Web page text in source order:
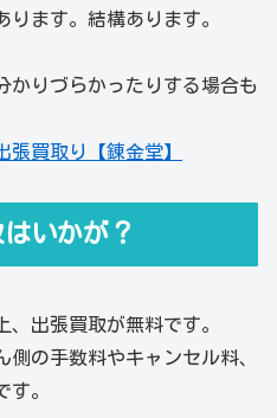
ます。結構あります。
かりづらかったりする場合も
張買取り【錬金堂】
いかが？
、出張買取が無料です。
の手数料やキャンセル料、
す。